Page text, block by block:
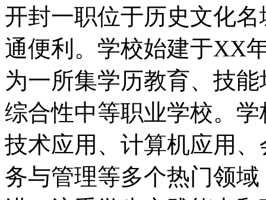
开封一职位于历史文化
通便利。学校始建于XX
为一所集学历教育、技
综合性中等职业学校。
技术应用、计算机应用
务与管理等多个热门领